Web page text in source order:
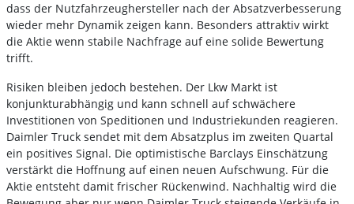
dass der Nutzfahrzeughersteller nach der Absatzverbesserung
wieder mehr Dynamik zeigen kann. Besonders attraktiv wirkt
die Aktie wenn stabile Nachfrage auf eine solide Bewertung
trifft.
Risiken bleiben jedoch bestehen. Der Lkw Markt ist
konjunkturabhängig und kann schnell auf schwächere
Investitionen von Speditionen und Industriekunden reagieren.
Daimler Truck sendet mit dem Absatzplus im zweiten Quartal
ein positives Signal. Die optimistische Barclays Einschätzung
verstärkt die Hoffnung auf einen neuen Aufschwung. Für die
Aktie entsteht damit frischer Rückenwind. Nachhaltig wird die